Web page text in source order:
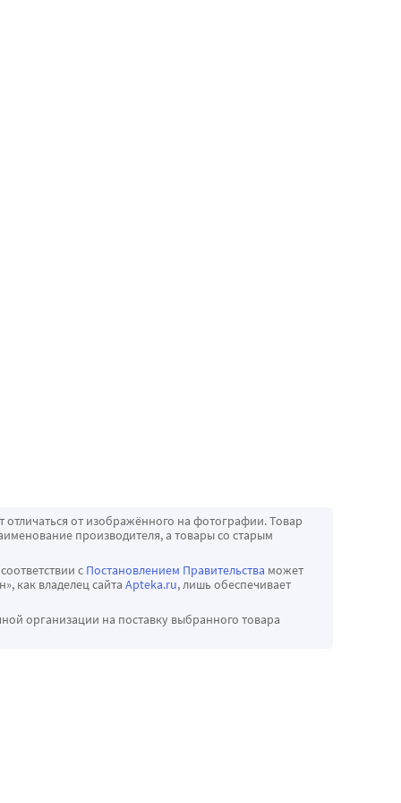
от изображённого на фотографии. Товар
производителя, а товары со старым
с Постановлением Правительства может
как владелец сайта Apteka.ru, лишь обеспечивает
организации на поставку выбранного товара